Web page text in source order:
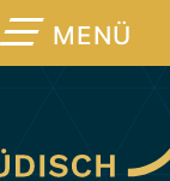
MENÜ